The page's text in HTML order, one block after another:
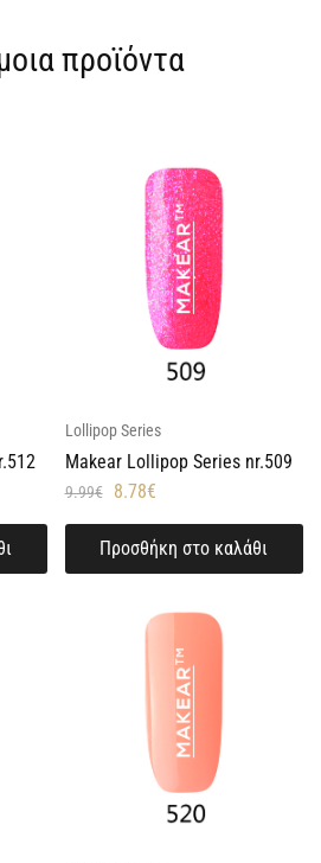
προϊόντα
Lollipop Series
Makear Lollipop Series nr.509
9.99€ 8.78€
Προσθήκη στο καλάθι